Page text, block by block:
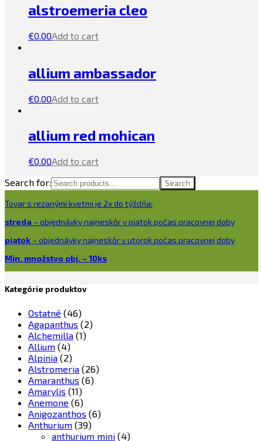
alstroemeria cleo
€0.00Add to cart
allium ambassador
€0.00Add to cart
allium red mohican
€0.00Add to cart
Search for:
Search
Tovar s rezanými kvetmi je 2x do týždňa:
streda – objednávky najneskôr v piatok počas pracovnej doby
piatok – objednávky najneskôr v utorok počas pracovnej doby
Min. množstvo obj. – 10ks
Kategórie produktov
Ostatné (46)
Agapanthus (2)
Alchemilla (1)
Allium (4)
Alpinia (2)
Alstromeria (26)
Amaranthus (6)
Amarylis (11)
Anemone (6)
Anigozanthos (6)
Anthurium (39)
anthurium mini (4)